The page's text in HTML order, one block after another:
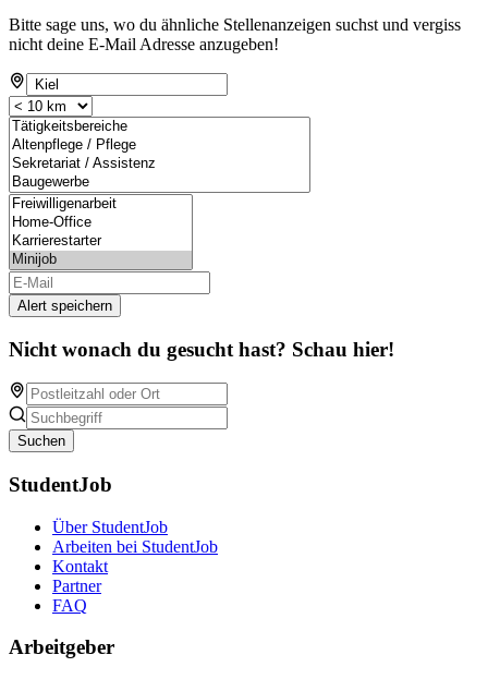
Bitte sage uns, wo du ähnliche Stellenanzeigen suchst und vergiss
nicht deine E-Mail Adresse anzugeben!
Alert speichern
Nicht wonach du gesucht hast? Schau hier!
Suchen
StudentJob
Über StudentJob
Arbeiten bei StudentJob
Kontakt
Partner
FAQ
Arbeitgeber